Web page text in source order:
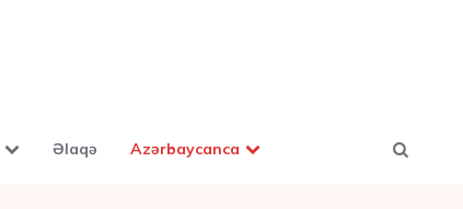
Əlaqə Azərbaycanca